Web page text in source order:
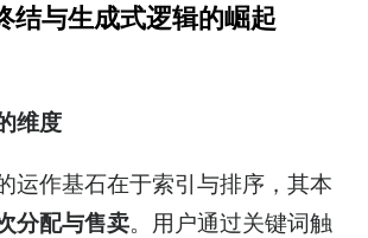
结与生成式逻辑的崛起
维度
运作基石在于索引与排序，其本
分配与售卖。用户通过关键词触